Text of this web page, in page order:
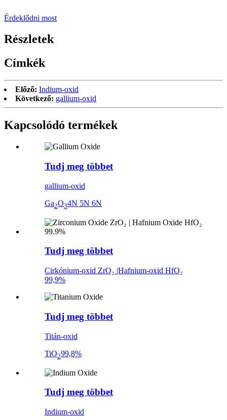
Érdeklődni most
Részletek
Címkék
Előző: Indium-oxid
Következő: gallium-oxid
Kapcsolódó termékek
Tudj meg többet
gallium-oxid
Ga2O34N 5N 6N
Tudj meg többet
Cirkónium-oxid ZrO₂ |Hafnium-oxid HfO₂
99,9%
Tudj meg többet
Titán-oxid
TiO299,8%
Tudj meg többet
Indium-oxid